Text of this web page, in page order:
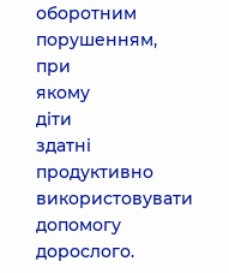
оборотним
порушенням,
при
якому
діти
здатні
продуктивно
використовувати
допомогу
дорослого.